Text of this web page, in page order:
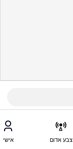
צבע אדום אישי